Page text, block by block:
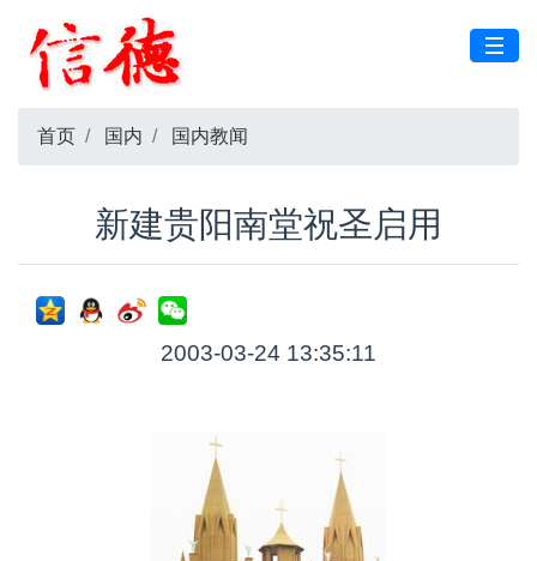
首页 国内 国内教闻
新建贵阳南堂祝圣启用
2003-03-24 13:35:11